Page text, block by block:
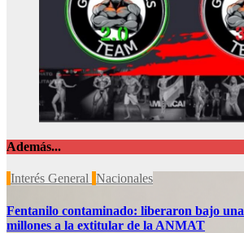
Además...
Interés General Nacionales
Fentanilo contaminado: liberaron bajo
millones a la extitular de la ANMAT